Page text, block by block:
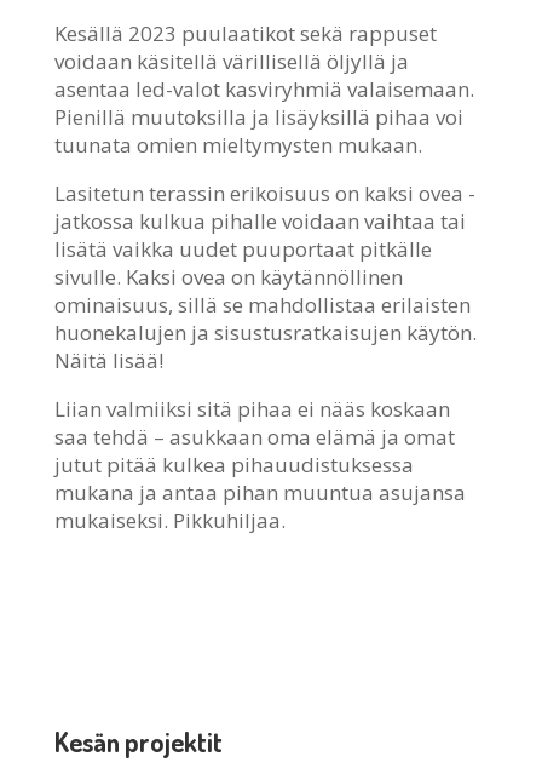
Kesällä 2023 puulaatikot sekä rappuset
voidaan käsitellä värillisellä öljyllä ja
asentaa led-valot kasviryhmiä valaisemaan.
Pienillä muutoksilla ja lisäyksillä pihaa voi
tuunata omien mieltymysten mukaan.
Lasitetun terassin erikoisuus on kaksi ovea -
jatkossa kulkua pihalle voidaan vaihtaa tai
lisätä vaikka uudet puuportaat pitkälle
sivulle. Kaksi ovea on käytännöllinen
ominaisuus, sillä se mahdollistaa erilaisten
huonekalujen ja sisustusratkaisujen käytön.
Näitä lisää!
Liian valmiiksi sitä pihaa ei nääs koskaan
saa tehdä – asukkaan oma elämä ja omat
jutut pitää kulkea pihauudistuksessa
mukana ja antaa pihan muuntua asujansa
mukaiseksi. Pikkuhiljaa.
Kesän projektit